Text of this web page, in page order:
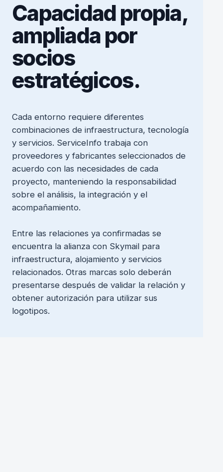
Capacidad propia,
ampliada por
socios
estratégicos.
Cada entorno requiere diferentes
combinaciones de infraestructura, tecnología
y servicios. ServiceInfo trabaja con
proveedores y fabricantes seleccionados de
acuerdo con las necesidades de cada
proyecto, manteniendo la responsabilidad
sobre el análisis, la integración y el
acompañamiento.
Entre las relaciones ya confirmadas se
encuentra la alianza con Skymail para
infraestructura, alojamiento y servicios
relacionados. Otras marcas solo deberán
presentarse después de validar la relación y
obtener autorización para utilizar sus
logotipos.